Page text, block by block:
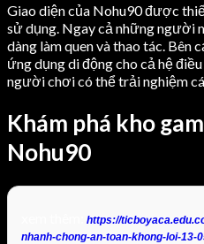
Giao diện của Nohu90 được
sử dụng. Ngay cả những người
dàng làm quen và thao tác. Bên
ứng dụng di động cho cả hệ
người chơi có thể trải nghiệm
Khám phá kho
Nohu90
https://
nhanh-chong-an-toan-khong-loi-13-